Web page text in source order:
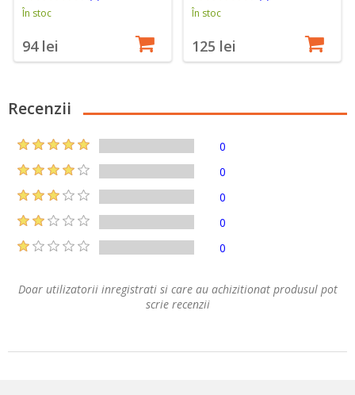
În stoc
94 lei
În stoc
125 lei
Recenzii
0
0
0
0
0
Doar utilizatorii inregistrati si care au achizitionat produsul pot
scrie recenzii